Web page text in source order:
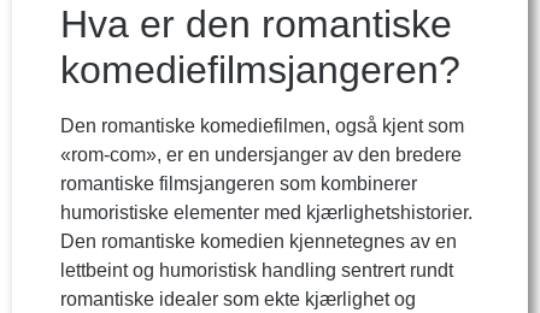
Hva er den romantiske
komediefilmsjangeren?
Den romantiske komediefilmen, også kjent som
«rom-com», er en undersjanger av den bredere
romantiske filmsjangeren som kombinerer
humoristiske elementer med kjærlighetshistorier.
Den romantiske komedien kjennetegnes av en
lettbeint og humoristisk handling sentrert rundt
romantiske idealer som ekte kjærlighet og